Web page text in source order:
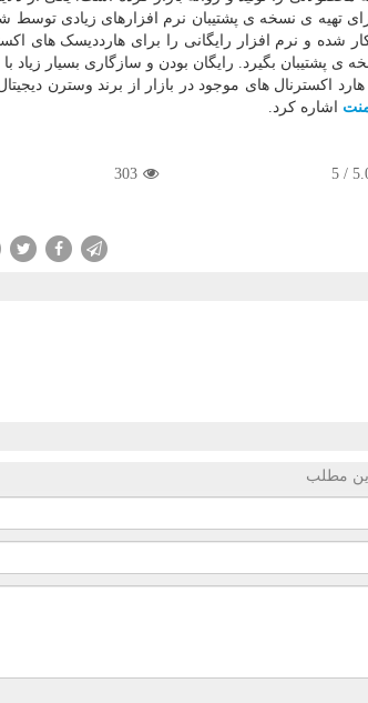
تهیه ی نسخه ی پشتیبان نرم افزارهای زیادی
و نرم افزار رایگانی را برای هارددیسک های
ی پشتیبان بگیرد. رایگان بودن و سازگاری بسیار زیاد
اکسترنال های موجود در بازار از برند وسترن
اشاره کرد.
/ 5
303
مطلب